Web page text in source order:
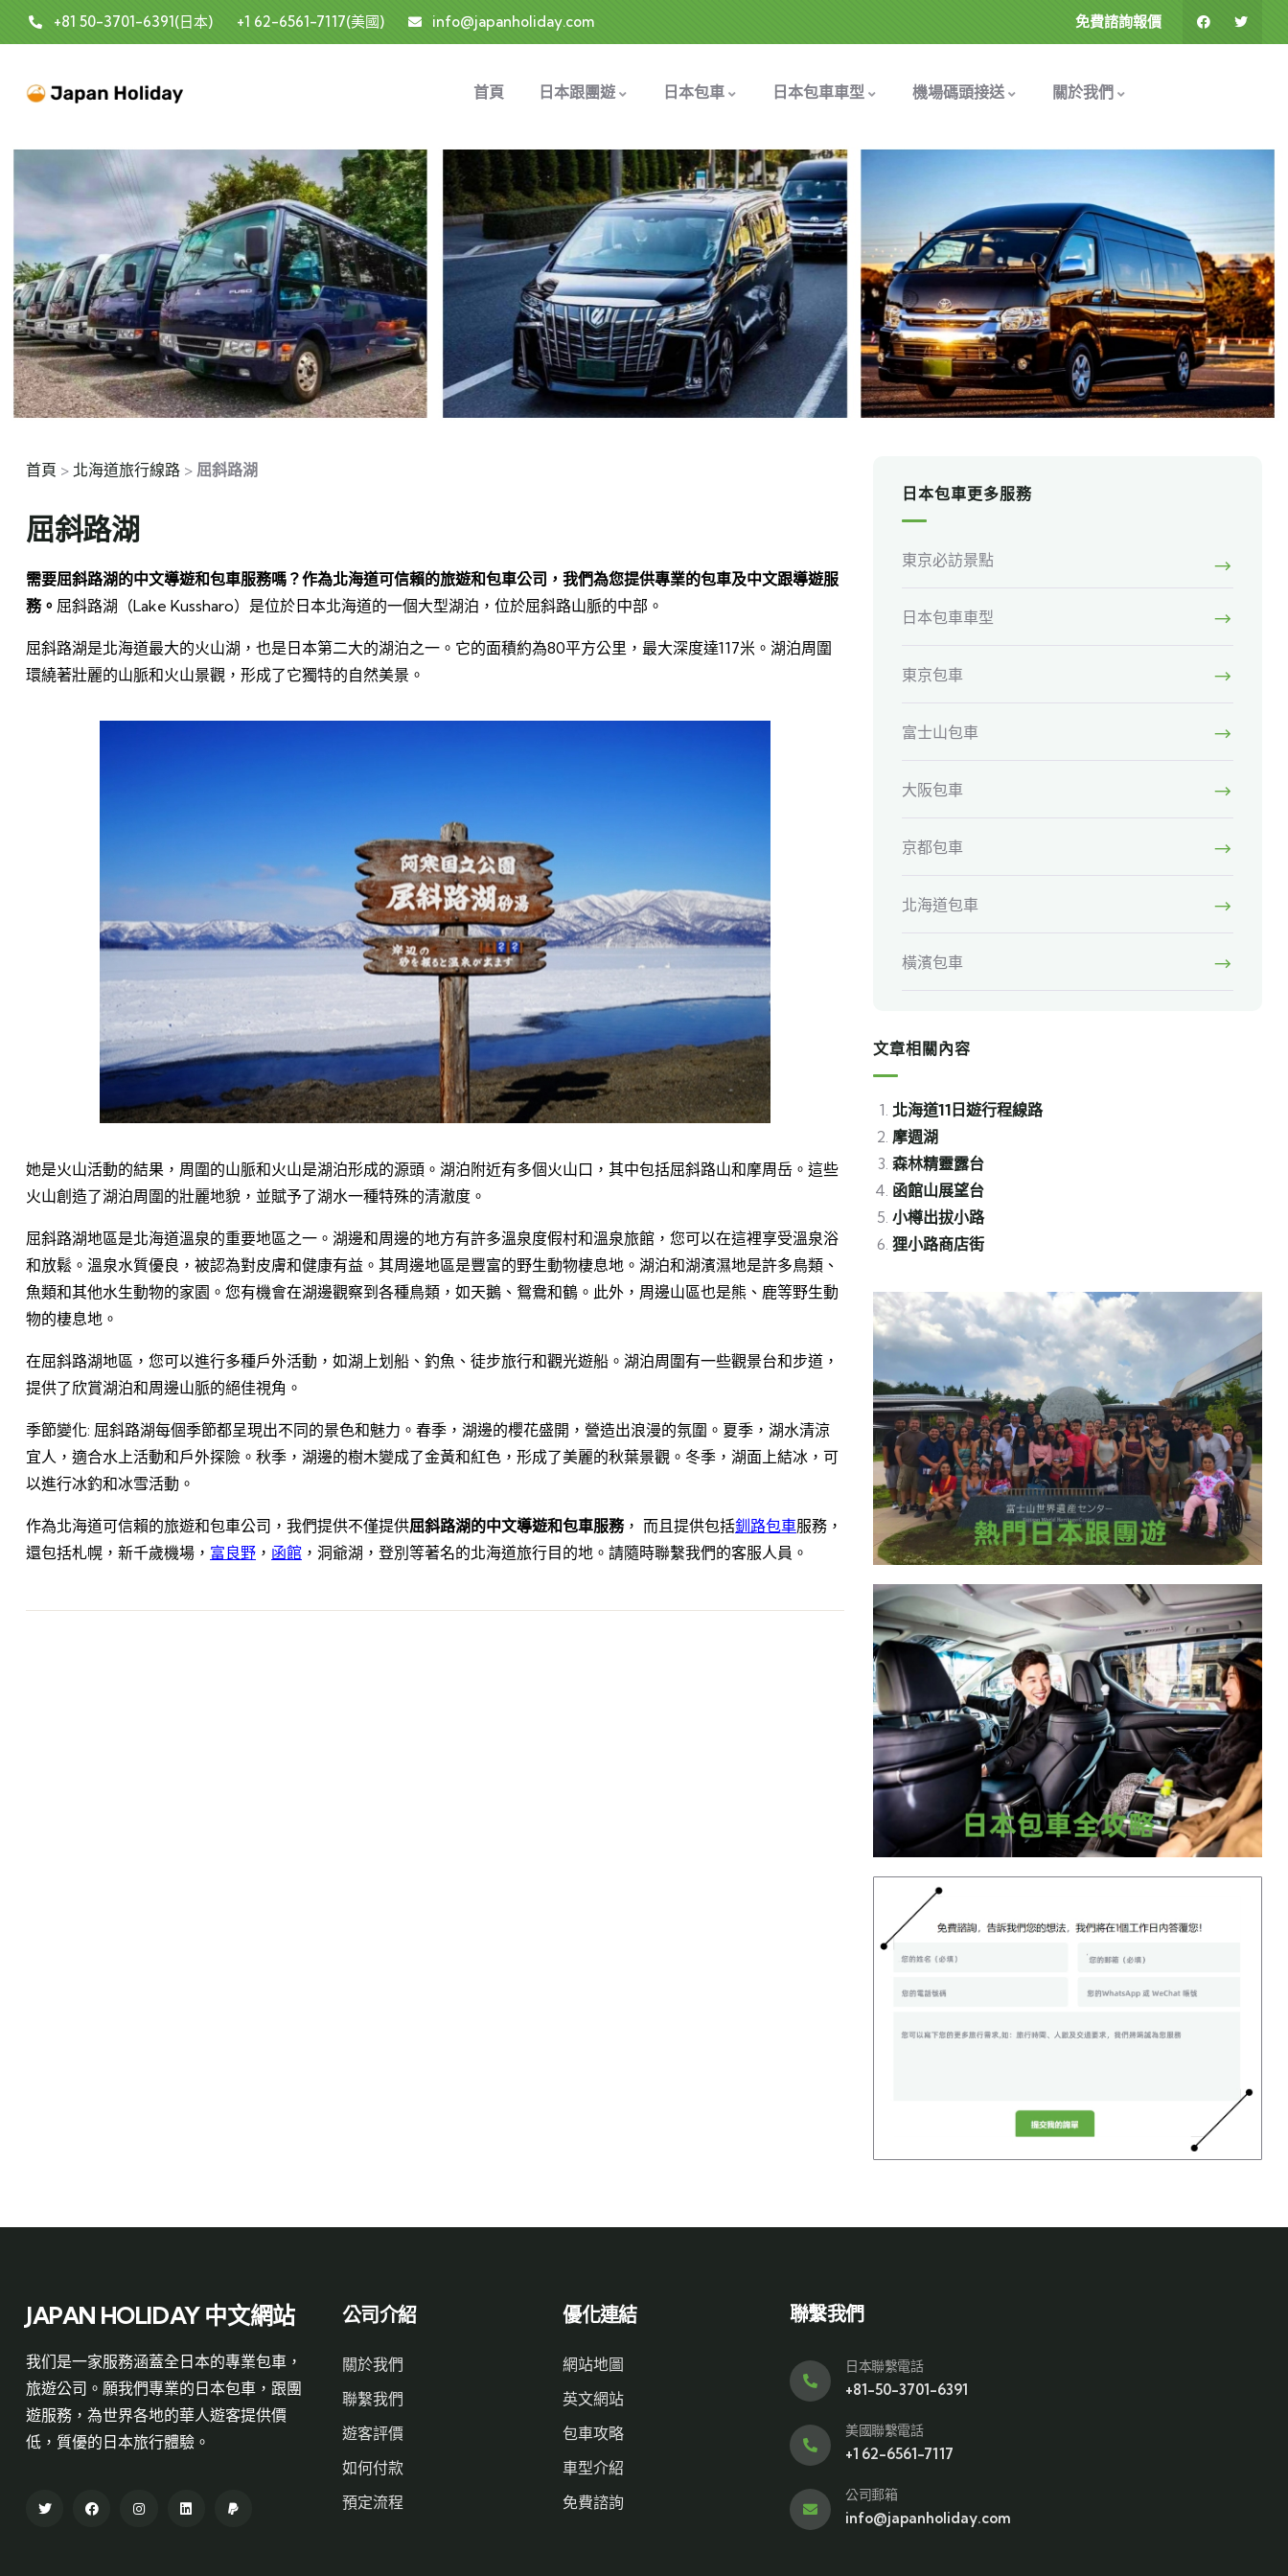
+81 50-3701-6391(日本) +1 62-6561-7117(美國) info@japanholiday.com 免費諮詢報價
首頁 日本跟團遊 日本包車 日本包車車型 機場碼頭接送 關於我們
首頁 > 北海道旅行線路 > 屈斜路湖
屈斜路湖
需要屈斜路湖的中文導遊和包車服務嗎？作為北海道可信賴的旅遊和包車公司，我們為您提供專業的包車及中文跟導遊服
務。 屈斜路湖（Lake Kussharo）是位於日本北海道的一個大型湖泊，位於屈斜路山脈的中部。
屈斜路湖是北海道最大的火山湖，也是日本第二大的湖泊之一。它的面積約為80平方公里，最大深度達117米。湖泊周圍
環繞著壯麗的山脈和火山景觀，形成了它獨特的自然美景。
她是火山活動的結果，周圍的山脈和火山是湖泊形成的源頭。湖泊附近有多個火山口，其中包括屈斜路山和摩周岳。這些
火山創造了湖泊周圍的壯麗地貌，並賦予了湖水一種特殊的清澈度。
屈斜路湖地區是北海道溫泉的重要地區之一。湖邊和周邊的地方有許多溫泉度假村和溫泉旅館，您可以在這裡享受溫泉浴
和放鬆。溫泉水質優良，被認為對皮膚和健康有益。其周邊地區是豐富的野生動物棲息地。湖泊和湖濱濕地是許多鳥類、
魚類和其他水生動物的家園。您有機會在湖邊觀察到各種鳥類，如天鵝、鴛鴦和鶴。此外，周邊山區也是熊、鹿等野生動
物的棲息地。
在屈斜路湖地區，您可以進行多種戶外活動，如湖上划船、釣魚、徒步旅行和觀光遊船。湖泊周圍有一些觀景台和步道，
提供了欣賞湖泊和周邊山脈的絕佳視角。
季節變化: 屈斜路湖每個季節都呈現出不同的景色和魅力。春季，湖邊的櫻花盛開，營造出浪漫的氛圍。夏季，湖水清涼
宜人，適合水上活動和戶外探險。秋季，湖邊的樹木變成了金黃和紅色，形成了美麗的秋葉景觀。冬季，湖面上結冰，可
以進行冰釣和冰雪活動。
作為北海道可信賴的旅遊和包車公司，我們提供不僅提供屈斜路湖的中文導遊和包車服務， 而且提供包括釧路包車服務，
還包括札幌，新千歲機場， 富良野 ， 函館 ，洞爺湖，登別等著名的北海道旅行目的地。請隨時聯繫我們的客服人員。
日本包車更多服務
東京必訪景點
日本包車車型
東京包車
富士山包車
大阪包車
京都包車
北海道包車
橫濱包車
文章相關內容
北海道11日遊行程線路
摩週湖
森林精靈露台
函館山展望台
小樽出拔小路
狸小路商店街
JAPAN HOLIDAY 中文網站
我们是一家服務涵蓋全日本的專業包車，
旅遊公司。願我們專業的日本包車，跟團
遊服務，為世界各地的華人遊客提供價
低，質優的日本旅行體驗。
公司介紹
關於我們
聯繫我們
遊客評價
如何付款
預定流程
優化連結
網站地圖
英文網站
包車攻略
車型介紹
免費諮詢
聯繫我們
日本聯繫電話
+81-50-3701-6391
美國聯繫電話
+1 62-6561-7117
公司郵箱
info@japanholiday.com